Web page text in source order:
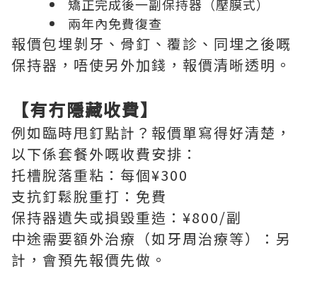
矯正完成後一副保持器（壓膜式）
兩年內免費復查
報價包埋剝牙、骨釘、覆診、同埋之後嘅
保持器，唔使另外加錢，報價清晰透明。
【有冇隱藏收費】
例如臨時甩釘點計？報價單寫得好清楚，
以下係套餐外嘅收費安排：
托槽脫落重粘：每個¥300
支抗釘鬆脫重打：免費
保持器遺失或損毀重造：¥800/副
中途需要額外治療（如牙周治療等）：另
計，會預先報價先做。